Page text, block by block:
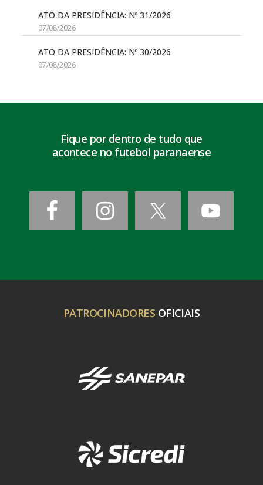
ATO DA PRESIDÊNCIA: Nº 31/2026
07/08/2026
ATO DA PRESIDÊNCIA: Nº 30/2026
07/08/2026
Fique por dentro de tudo que
acontece no futebol paranaense
PATROCINADORES OFICIAIS